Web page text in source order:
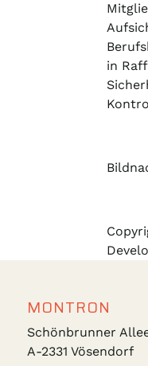
in
MONTRON
Schönbrunner
A-2331 Vösendorf